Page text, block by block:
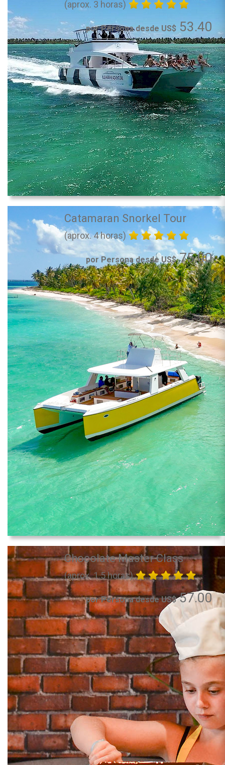
(aprox. 3 horas)
por Persona desde US$ 53.40
Catamaran Snorkel Tour
(aprox. 4 horas)
por Persona desde US$75.00
Chocolate Master Class
(aprox. 1.5 horas)
por Persona desde US$57.00